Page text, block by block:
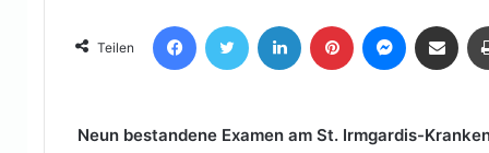
eine
E-
Teilen
FacebookTwitter LinkedIn Pinterest Messenger
Teile per E-Mail
Neun bestandene Examen am St. Irmgardis-